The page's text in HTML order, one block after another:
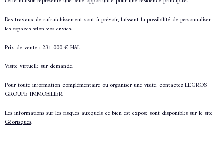
Des travaux de rafraîchissement sont à prévoir, laissant la possibilité de personnaliser
les espaces selon vos envies.
Prix de vente : 231 000 € HAI.
Visite virtuelle sur demande.
Pour toute information complémentaire ou organiser une visite, contactezLEGROS
GROUPE IMMOBILIER.
Les informations sur les risques auxquels ce bien est exposé sont disponibles sur le site
Géorisques.